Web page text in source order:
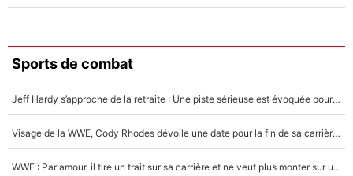
Sports de combat
Jeff Hardy s’approche de la retraite : Une piste sérieuse est évoquée pour la reconversion de la légende de la WWE
Visage de la WWE, Cody Rhodes dévoile une date pour la fin de sa carrière dans le catch
WWE : Par amour, il tire un trait sur sa carrière et ne veut plus monter sur un ring de catch